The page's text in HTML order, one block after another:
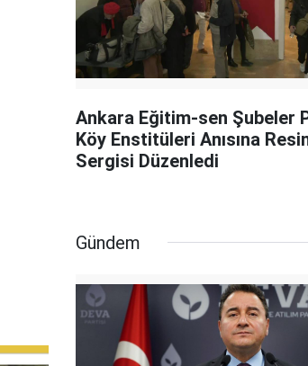
Ankara Eğitim-sen Şubeler
Köy Enstitüleri Anısına
Sergisi Düzenledi
Gündem